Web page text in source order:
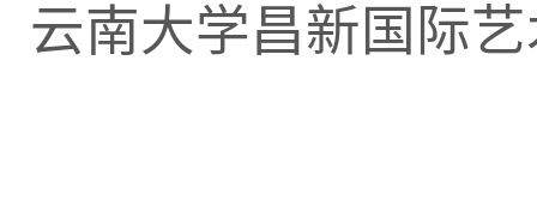
云南大学昌新国际